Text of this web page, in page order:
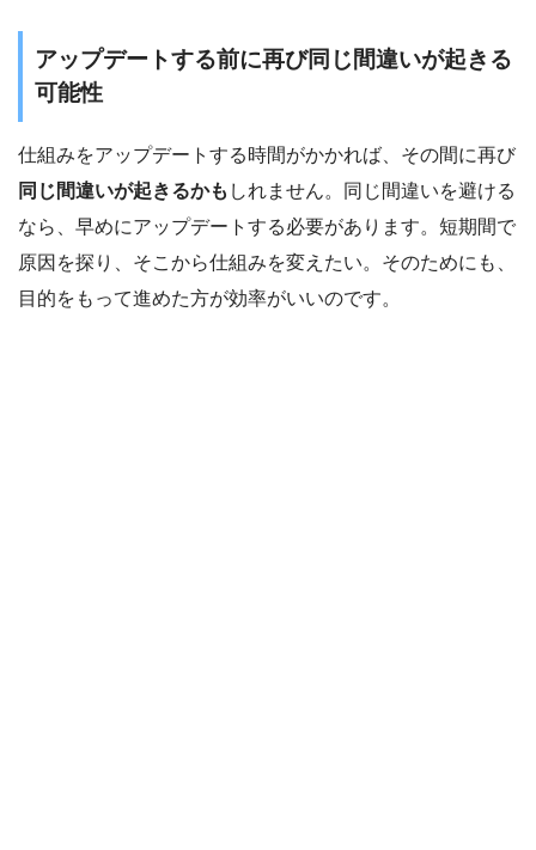
アップデートする前に再び同じ間違いが起きる
可能性
仕組みをアップデートする時間がかかれば、その間に再び
同じ間違いが起きるかも しれません。同じ間違いを避ける
なら、早めにアップデートする必要があります。短期間で
原因を探り、そこから仕組みを変えたい。そのためにも、
目的をもって進めた方が効率がいいのです。